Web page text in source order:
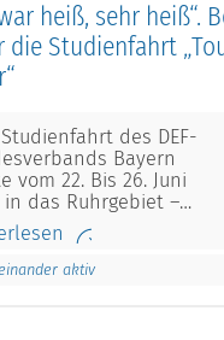
heiß, sehr heiß“.
die Studienfahrt
des DEF-
Bayern
vom 22. Bis 26. Juni
in das Ruhrgebiet –…
aktiv